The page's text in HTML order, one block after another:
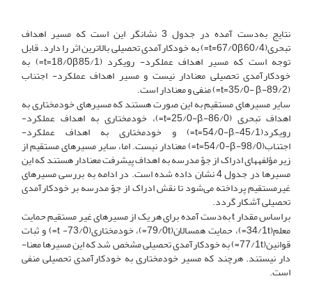
نتایج به‌دست آمده در جدول 3 نشانگر این است که مسیر اهداف
تبحری(60/4,t=67/0β=) به خودکارآمدی تحصیلی بالاترین اثر را دارد. قابل
توجه است که مسیر اهداف عملکرد- رویکرد (85/1,t=18/0β=) به
خودکارآمدی تحصیلی معنادار نیست و مسیر اهداف عملکرد- اجتناب
(89/2-,t=35/0- β=) منفی و معنادار است.
سایر مسیرهای مستقیم به این صورت هستند که مسیرهای خودمختاری به
اهداف تبحری (86/0-,t=25/0-β=)، خودمختاری به اهداف عملکرد-
رویکرد(45/1-,t=54/0-β=) و خودمختاری به اهداف عملکرد-
اجتناب(98/0-,t=54/0-β=) معنادار نیست. اما، سایر مسیرهای مستقیم از
زیر مؤلفه­های ادراک از جوّ مدرسه به اهداف پیشرفت معنا­دار هستند که این
مسیرها در جدول 4 نشان داده شده است. در ادامه به بررسی مسیرهای
غیرمستقیم پرداخته می‌شود تا نقش ادراک از جوّ مدرسه بر خودکارآمدی
تحصیلی آشکار گردد.
براساس مقدار t به‌دست آمده برای هر یک از مسیرهای غیر مستقیم حمایت
معلم(34/1t=)، حمایت همسالان(79/0t=)، خودمختاری(73/0- t=) و ثبات
قوانین(77/1t=) به خودکارآمدی تحصیلی مشخص شد که این مسیرها معنا­
دار نیستند. هرچند که مسیر خودمختاری به خودکارآمدی تحصیلی منفی
است.